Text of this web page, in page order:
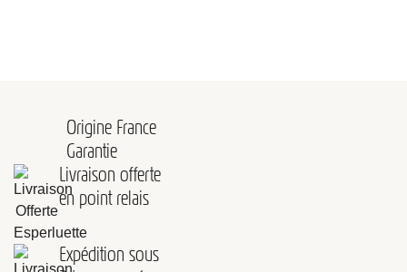
Origine France
Garantie
Livraison offerte
en point relais
Expédition sous